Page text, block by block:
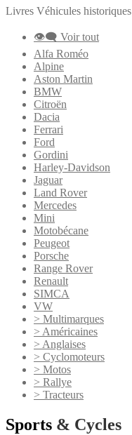
Livres Véhicules historiques
👁‍🗨 Voir tout
Alfa Roméo
Alpine
Aston Martin
BMW
Citroën
Dacia
Ferrari
Ford
Gordini
Harley-Davidson
Jaguar
Land Rover
Mercedes
Mini
Motobécane
Peugeot
Porsche
Range Rover
Renault
SIMCA
VW
> Multimarques
> Américaines
> Anglaises
> Cyclomoteurs
> Motos
> Rallye
> Tracteurs
Sports & Cycles